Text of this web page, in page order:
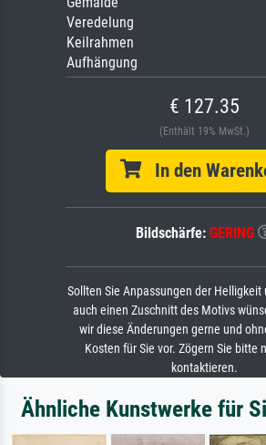
Veredelung
Keilrahmen
Aufhängung
€ 127.35
(Enthält 19% MwSt.)
In den
Bildschärfe: GERING
Sollten Sie Anpassungen der Helligkeit
auch einen Zuschnitt des Motivs
wir diese Änderungen gerne und
Kosten für Sie vor. Zögern Sie bitte
kontaktieren.
Ähnliche Kunstwerke für